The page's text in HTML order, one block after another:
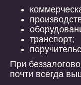
транспорт;
При
почти всегда